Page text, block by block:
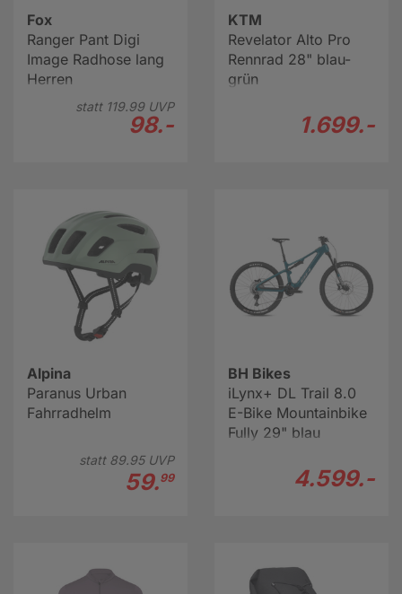
Fox
Ranger Pant Digi
Image Radhose lang
Herren
statt 119.99UVP
98.-
KTM
Revelator Alto Pro
Rennrad 28" blau-
grün
1.699.-
Alpina
Paranus Urban
Fahrradhelm
statt 89.95UVP
59.99
BH Bikes
iLynx+ DL Trail 8.0
E-Bike Mountainbike
Fully 29" blau
4.599.-